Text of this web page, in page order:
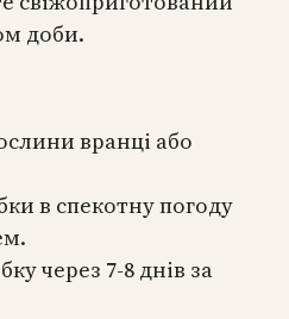
доби.
вранці або
в спекотну погоду
через 7-8 днів за